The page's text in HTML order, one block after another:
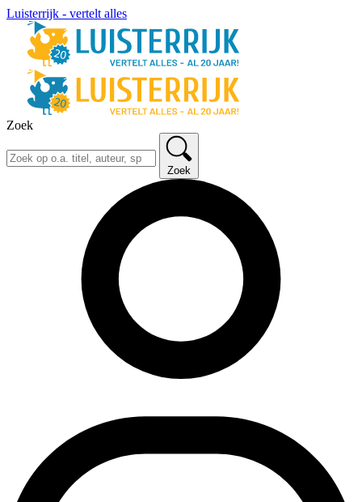
Luisterrijk - vertelt alles
Zoek
Zoek